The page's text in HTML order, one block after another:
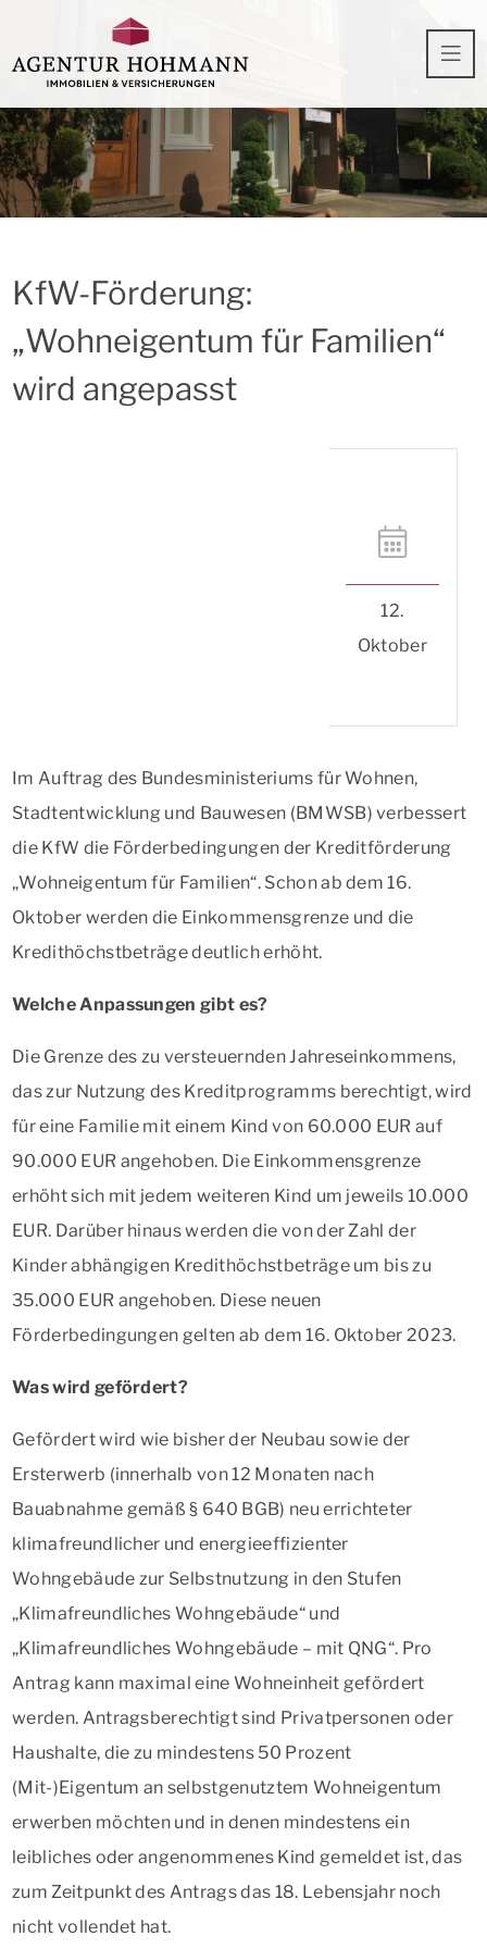
KfW-Förderung:
„Wohneigentum für Familien“
wird angepasst
12.
Oktober
Im Auftrag des Bundesministeriums für Wohnen,
Stadtentwicklung und Bauwesen (BMWSB) verbessert
die KfW die Förderbedingungen der Kreditförderung
„Wohneigentum für Familien“. Schon ab dem 16.
Oktober werden die Einkommensgrenze und die
Kredithöchstbeträge deutlich erhöht.
Welche Anpassungen gibt es?
Die Grenze des zu versteuernden Jahreseinkommens,
das zur Nutzung des Kreditprogramms berechtigt, wird
für eine Familie mit einem Kind von 60.000 EUR auf
90.000 EUR angehoben. Die Einkommensgrenze
erhöht sich mit jedem weiteren Kind um jeweils 10.000
EUR. Darüber hinaus werden die von der Zahl der
Kinder abhängigen Kredithöchstbeträge um bis zu
35.000 EUR angehoben. Diese neuen
Förderbedingungen gelten ab dem 16. Oktober 2023.
Was wird gefördert?
Gefördert wird wie bisher der Neubau sowie der
Ersterwerb (innerhalb von 12 Monaten nach
Bauabnahme gemäß § 640 BGB) neu errichteter
klimafreundlicher und energieeffizienter
Wohngebäude zur Selbstnutzung in den Stufen
„Klimafreundliches Wohngebäude“ und
„Klimafreundliches Wohngebäude – mit QNG“. Pro
Antrag kann maximal eine Wohneinheit gefördert
werden. Antragsberechtigt sind Privatpersonen oder
Haushalte, die zu mindestens 50 Prozent
(Mit-)Eigentum an selbstgenutztem Wohneigentum
erwerben möchten und in denen mindestens ein
leibliches oder angenommenes Kind gemeldet ist, das
zum Zeitpunkt des Antrags das 18. Lebensjahr noch
nicht vollendet hat.